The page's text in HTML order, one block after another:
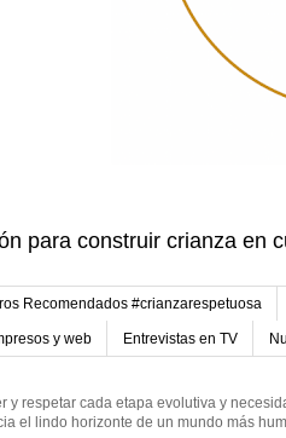
para construir crianza en
Recomendados #crianzarespetuosa
y web Entrevistas en TV
y respetar cada etapa evolutiva y
el lindo horizonte de un mundo más